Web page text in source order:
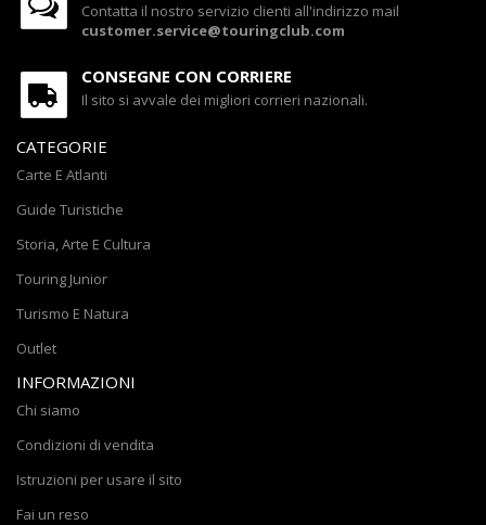
Contatta il nostro servizio clienti all'indirizzo mail
customer.service@touringclub.com
CONSEGNE CON CORRIERE
Il sito si avvale dei migliori corrieri nazionali.
CATEGORIE
Carte E Atlanti
Guide Turistiche
Storia, Arte E Cultura
Touring Junior
Turismo E Natura
Outlet
INFORMAZIONI
Chi siamo
Condizioni di vendita
Istruzioni per usare il sito
Fai un reso